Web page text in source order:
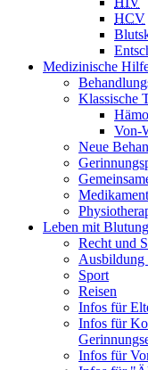
HCV
Medizinische
Klassische
Von-
Neue
Leben mit
Recht und
Sport
Reisen
Infos für
Infos für
Infos für